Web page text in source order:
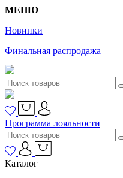
МЕНЮ
Новинки
Финальная распродажа
Программа лояльности
Каталог